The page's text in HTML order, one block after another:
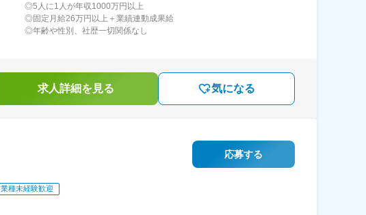
◎5人に1人が年収1000万円以上
◎固定月給26万円以上＋業績連動成果給
◎年齢や性別、社歴一切関係なし
求人詳細を見る 気になる
業種未経験歓迎
応募する